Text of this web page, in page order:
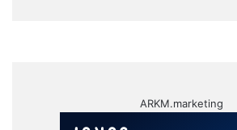
ARKM.marketing